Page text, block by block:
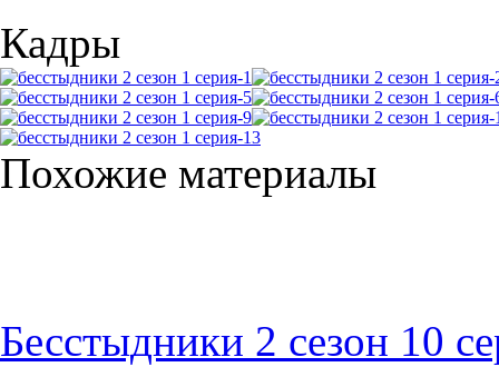
Кадры
Похожие материалы
Бесстыдники 2 сезон 10